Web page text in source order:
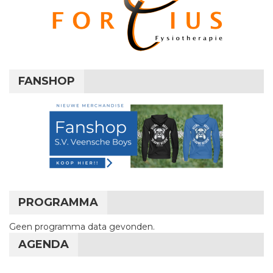
FANSHOP
PROGRAMMA
Geen programma data gevonden.
AGENDA